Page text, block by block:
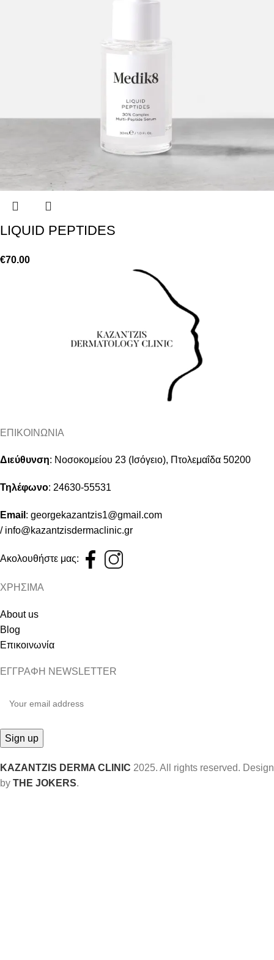
LIQUID PEPTIDES
€70.00
ΕΠΙΚΟΙΝΩΝΙΑ
Διεύθυνση: Νοσοκομείου 23 (Ισόγειο), Πτολεμαΐδα 50200
Τηλέφωνο: 24630-55531
Email : georgekazantzis1@gmail.com
/ info@kazantzisdermaclinic.gr
Ακολουθήστε μας:
ΧΡΗΣΙΜΑ
About us
Blog
Επικοινωνία
ΕΓΓΡΑΦΗ NEWSLETTER
KAZANTZIS DERMA CLINIC 2025. All rights reserved. Design
by THE JOKERS.